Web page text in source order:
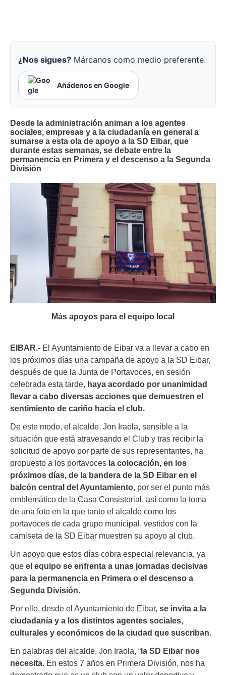
¿Nos sigues? Márcanos como medio preferente.
Añádenos en Google
Desde la administración animan a los agentes
sociales, empresas y a la ciudadanía en general a
sumarse a esta ola de apoyo a la SD Eibar, que
durante estas semanas, se debate entre la
permanencia en Primera y el descenso a la Segunda
División
Más apoyos para el equipo local
EIBAR.- El Ayuntamiento de Eibar va a llevar a cabo en
los próximos días una campaña de apoyo a la SD Eibar,
después de que la Junta de Portavoces, en sesión
celebrada esta tarde, haya acordado por unanimidad
llevar a cabo diversas acciones que demuestren el
sentimiento de cariño hacia el club.
De este modo, el alcalde, Jon Iraola, sensible a la
situación que está atravesando el Club y tras recibir la
solicitud de apoyo por parte de sus representantes, ha
propuesto a los portavoces la colocación, en los
próximos días, de la bandera de la SD Eibar en el
balcón central del Ayuntamiento, por ser el punto más
emblemático de la Casa Consistorial, así como la toma
de una foto en la que tanto el alcalde como los
portavoces de cada grupo municipal, vestidos con la
camiseta de la SD Eibar muestren su apoyo al club.
Un apoyo que estos días cobra especial relevancia, ya
que el equipo se enfrenta a unas jornadas decisivas
para la permanencia en Primera o el descenso a
Segunda División.
Por ello, desde el Ayuntamiento de Eibar, se invita a la
ciudadanía y a los distintos agentes sociales,
culturales y económicos de la ciudad que suscriban.
En palabras del alcalde, Jon Iraola, “la SD Eibar nos
necesita. En estos 7 años en Primera División, nos ha